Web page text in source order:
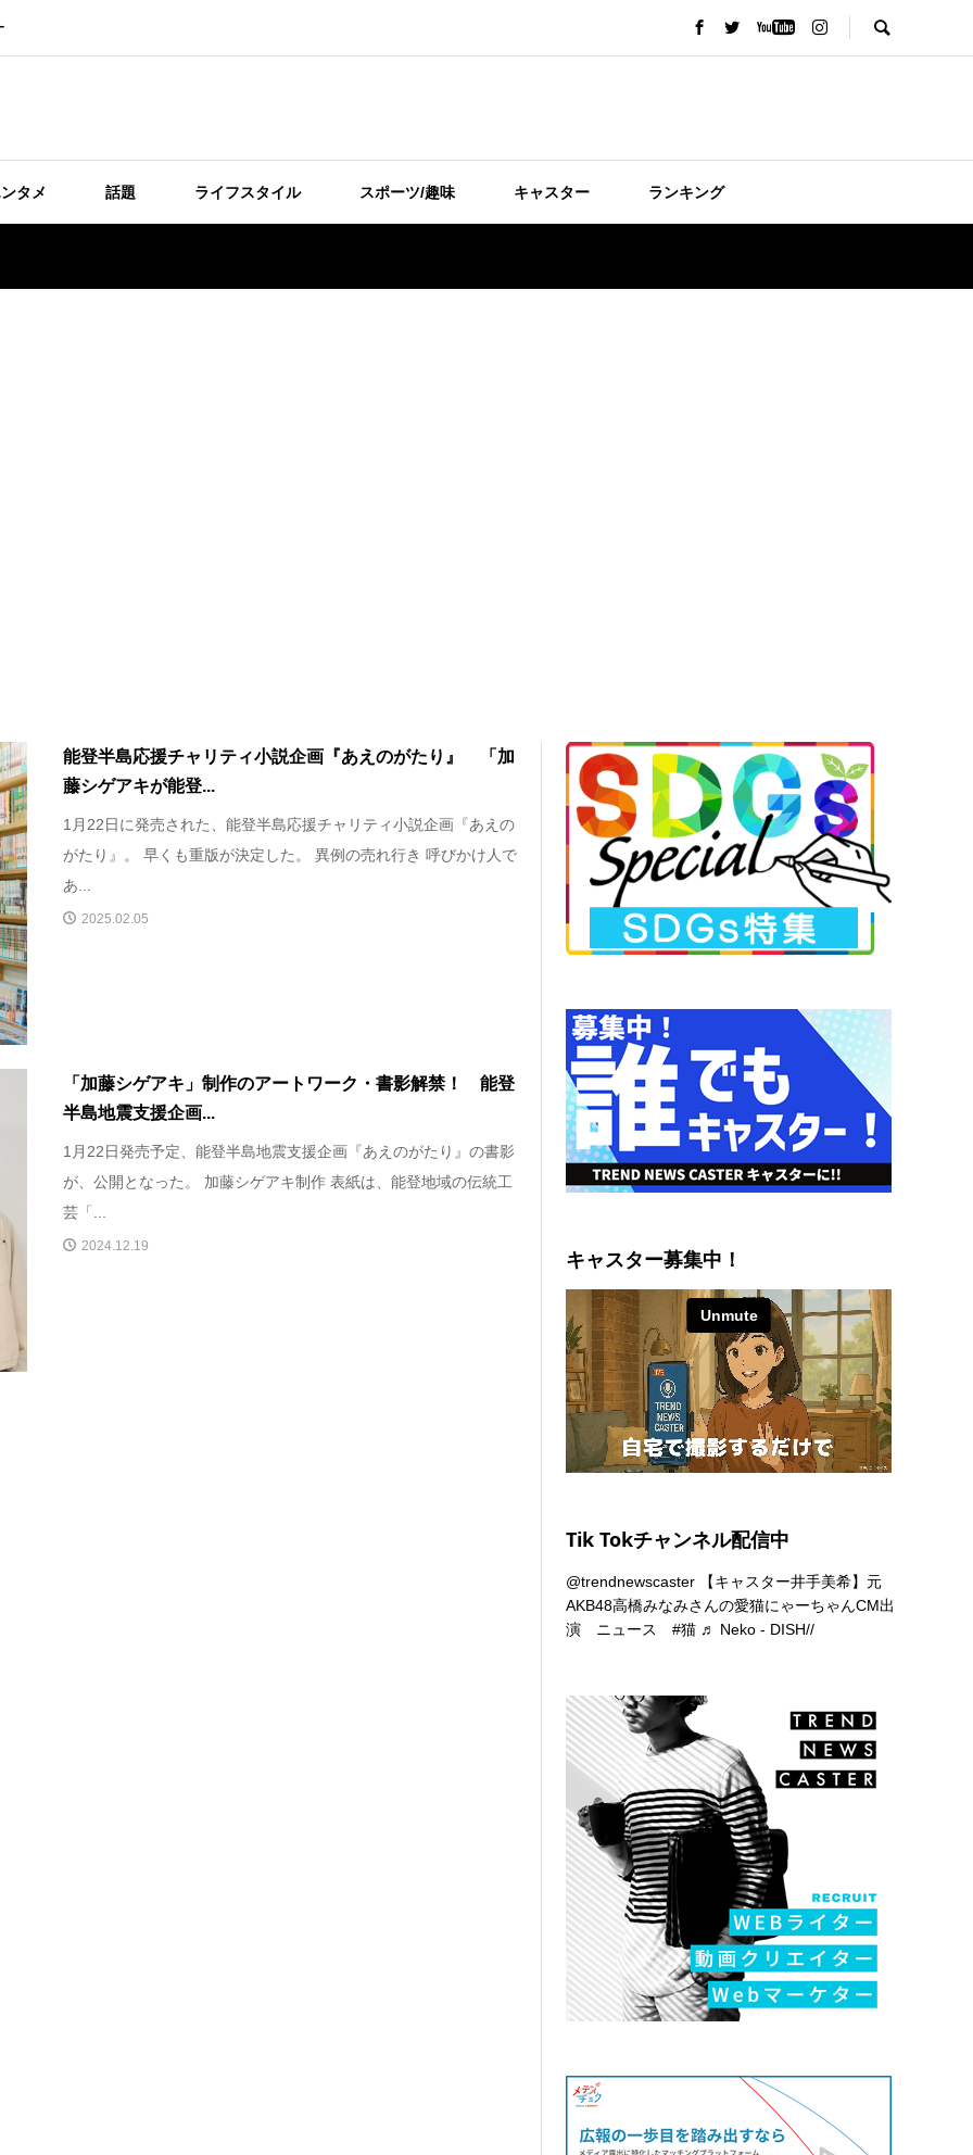
タメ 話題 ライフスタイル スポーツ/趣味 キャスター ランキング
能登半島応援チャリティ小説企画『あえのがたり』 「加
藤シゲアキが能登...
1月22日に発売された、能登半島応援チャリティ小説企画『あえの
がたり』。 早くも重版が決定した。 異例の売れ行き 呼びかけ人で
あ...
2025.02.05
「加藤シゲアキ」制作のアートワーク・書影解禁！ 能登
半島地震支援企画...
1月22日発売予定、能登半島地震支援企画『あえのがたり』の書影
が、公開となった。 加藤シゲアキ制作 表紙は、能登地域の伝統工
芸「...
2024.12.19
キャスター募集中！
Tik Tokチャンネル配信中
@trendnewscaster 【キャスター井手美希】元
AKB48高橋みなみさんの愛猫にゃーちゃんCM出
演 ニュース#猫 ♬ Neko - DISH//